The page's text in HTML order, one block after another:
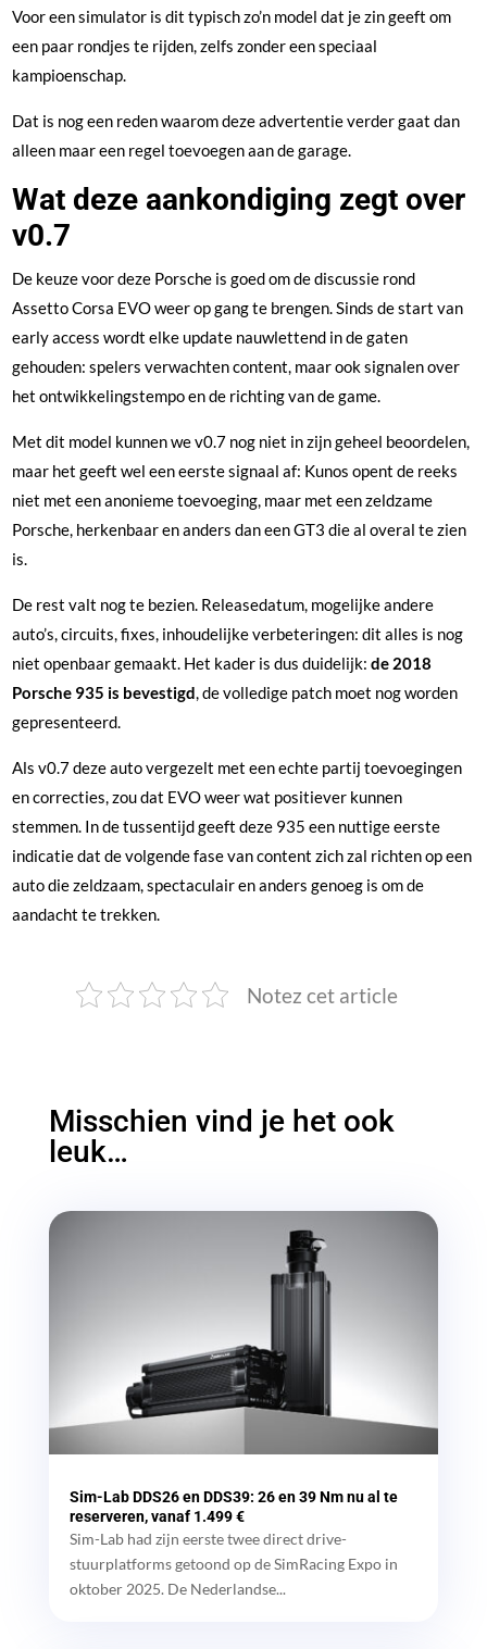
Voor een simulator is dit typisch zo’n model dat je zin geeft om
een paar rondjes te rijden, zelfs zonder een speciaal
kampioenschap.
Dat is nog een reden waarom deze advertentie verder gaat dan
alleen maar een regel toevoegen aan de garage.
Wat deze aankondiging zegt over
v0.7
De keuze voor deze Porsche is goed om de discussie rond
Assetto Corsa EVO weer op gang te brengen. Sinds de start van
early access wordt elke update nauwlettend in de gaten
gehouden: spelers verwachten content, maar ook signalen over
het ontwikkelingstempo en de richting van de game.
Met dit model kunnen we v0.7 nog niet in zijn geheel beoordelen,
maar het geeft wel een eerste signaal af: Kunos opent de reeks
niet met een anonieme toevoeging, maar met een zeldzame
Porsche, herkenbaar en anders dan een GT3 die al overal te zien
is.
De rest valt nog te bezien. Releasedatum, mogelijke andere
auto’s, circuits, fixes, inhoudelijke verbeteringen: dit alles is nog
niet openbaar gemaakt. Het kader is dus duidelijk:de 2018
Porsche 935 is bevestigd, de volledige patch moet nog worden
gepresenteerd.
Als v0.7 deze auto vergezelt met een echte partij toevoegingen
en correcties, zou dat EVO weer wat positiever kunnen
stemmen. In de tussentijd geeft deze 935 een nuttige eerste
indicatie dat de volgende fase van content zich zal richten op een
auto die zeldzaam, spectaculair en anders genoeg is om de
aandacht te trekken.
Notez cet article
Misschien vind je het ook
leuk…
Sim-Lab DDS26 en DDS39: 26 en 39 Nm nu al te
reserveren, vanaf 1.499 €
Sim-Lab had zijn eerste twee direct drive-
stuurplatforms getoond op de SimRacing Expo in
oktober 2025. De Nederlandse...